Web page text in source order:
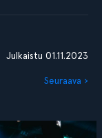
Julkaistu 01.11.2023
Seuraava ›